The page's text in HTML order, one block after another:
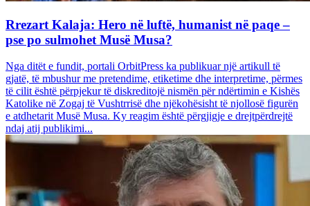
Rrezart Kalaja: Hero në luftë, humanist në paqe –
pse po sulmohet Musë Musa?
Nga ditët e fundit, portali OrbitPress ka publikuar një artikull të
gjatë, të mbushur me pretendime, etiketime dhe interpretime, përmes
të cilit është përpjekur të diskreditojë nismën për ndërtimin e Kishës
Katolike në Zogaj të Vushtrrisë dhe njëkohësisht të njollosë figurën
e atdhetarit Musë Musa. Ky reagim është përgjigje e drejtpërdrejtë
ndaj atij publikimi...